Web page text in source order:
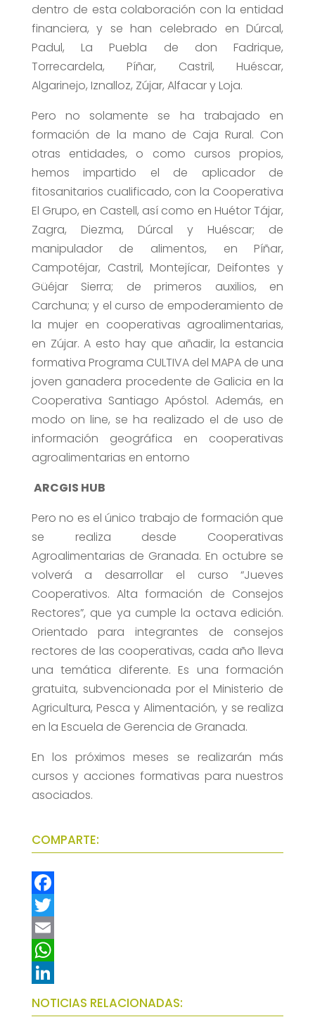
dentro de esta colaboración con la entidad
financiera, y se han celebrado en Dúrcal,
Padul, La Puebla de don Fadrique,
Torrecardela, Píñar, Castril, Huéscar,
Algarinejo, Iznalloz, Zújar, Alfacar y Loja.
Pero no solamente se ha trabajado en
formación de la mano de Caja Rural. Con
otras entidades, o como cursos propios,
hemos impartido el de aplicador de
fitosanitarios cualificado, con la Cooperativa
El Grupo, en Castell, así como en Huétor Tájar,
Zagra, Diezma, Dúrcal y Huéscar; de
manipulador de alimentos, en Píñar,
Campotéjar, Castril, Montejícar, Deifontes y
Güéjar Sierra; de primeros auxilios, en
Carchuna; y el curso de empoderamiento de
la mujer en cooperativas agroalimentarias,
en Zújar. A esto hay que añadir, la estancia
formativa Programa CULTIVA del MAPA de una
joven ganadera procedente de Galicia en la
Cooperativa Santiago Apóstol. Además, en
modo on line, se ha realizado el de uso de
información geográfica en cooperativas
agroalimentarias en entorno
ARCGIS HUB
Pero no es el único trabajo de formación que
se realiza desde Cooperativas
Agroalimentarias de Granada. En octubre se
volverá a desarrollar el curso “Jueves
Cooperativos. Alta formación de Consejos
Rectores”, que ya cumple la octava edición.
Orientado para integrantes de consejos
rectores de las cooperativas, cada año lleva
una temática diferente. Es una formación
gratuita, subvencionada por el Ministerio de
Agricultura, Pesca y Alimentación, y se realiza
en la Escuela de Gerencia de Granada.
En los próximos meses se realizarán más
cursos y acciones formativas para nuestros
asociados.
COMPARTE:
F
a
c
e
b
o
T
w
t
t
E
m
a
i
W
h
a
L
i
NOTICIAS RELACIONADAS: